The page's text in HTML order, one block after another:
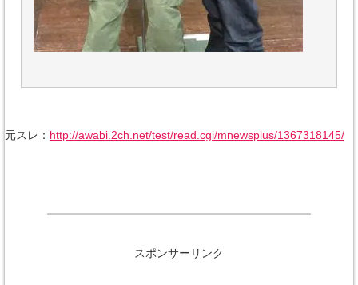
元スレ： http://awabi.2ch.net/test/read.cgi/mnewsplus/1367318145/
スポンサーリンク